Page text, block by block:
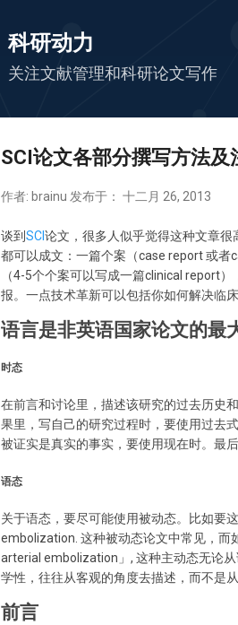
科研动力
关注文献管理和科研论文写作
SCI论文各部分撰写方法及
作者: brainu 发布于： 十二月 26, 2013
谈到SCI论文，很多人似乎觉得这种文章
都可以成文：一篇个案（case report 或
（4-5个个案可以写成一篇clinical report
报。一点技术革新可以包括你如何解决临
语言是非英语国家论文的最
时态
在前言和讨论里，描述该研究的过去历史
果里，写自己的研究过程时，要使用过去
被证实是真实的事实，要使用现在时。最
语态
关于语态，要尽可能使用被动态。比如要
embolization. 这种被动态论文中常见，
arterial embolization」, 这种主动态无论
学性，往往从客观的角度去描述，而不是
前言